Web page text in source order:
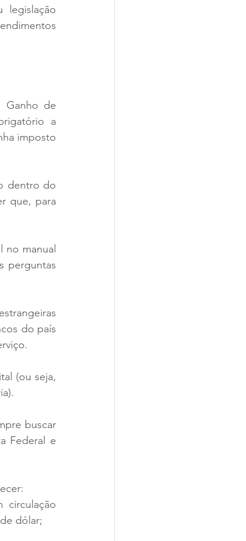
legislação
Ganho de
a
imposto
dentro do
que, para
manual
perguntas
do país
(ou seja,
buscar
Federal e
circulação
dólar;